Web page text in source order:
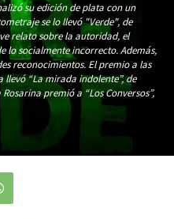
su edición de plata con un
se lo llevó "Verde", de
relato sobre la autoridad, el
lo socialmente incorrecto. Además,
reconocimientos. El premio a las
llevó “La mirada indolente”, de
premió a “Los Conversos”,